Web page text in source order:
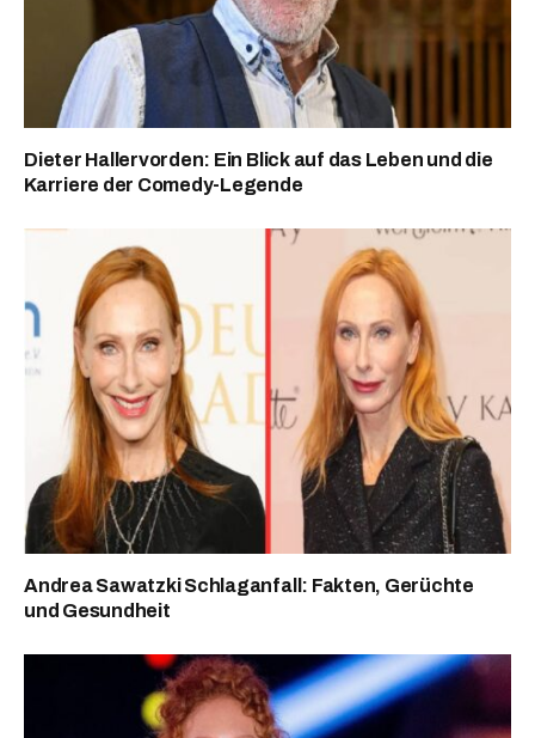
Dieter Hallervorden: Ein Blick auf das Leben und die
Karriere der Comedy-Legende
Andrea Sawatzki Schlaganfall: Fakten, Gerüchte
und Gesundheit